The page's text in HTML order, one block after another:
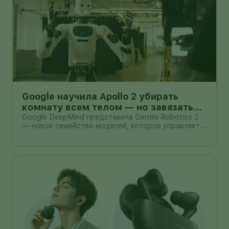
Google научила Apollo 2 убирать
комнату всем телом — но завязать
пакет он умеет лишь в 44% попыток
Google DeepMind представила Gemini Robotics 2
— новое семейство моделей, которое управляет